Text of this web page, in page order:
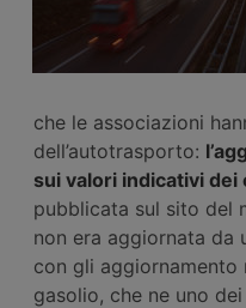
che le associazioni
dell’autotrasporto:
sui valori indicativi dei
pubblicata sul sito del
non era aggiornata da
con gli aggiornamento
gasolio, che ne uno